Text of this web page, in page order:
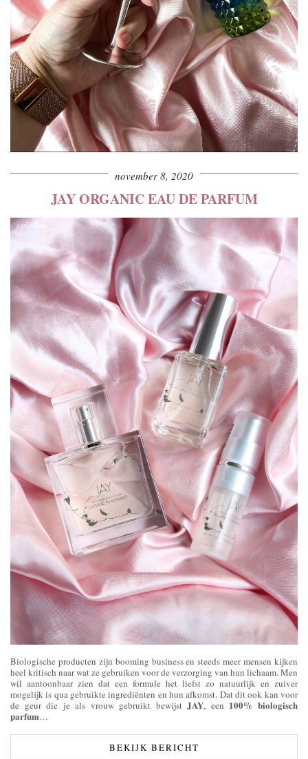
november 8, 2020
JAY ORGANIC EAU DE PARFUM
Biologische producten zijn booming business en steeds meer mensen kijken
heel kritisch naar wat ze gebruiken voor de verzorging van hun lichaam. Men
wil aantoonbaar zien dat een formule het liefst zo natuurlijk en zuiver
mogelijk is qua gebruikte ingrediënten en hun afkomst. Dat dit ook kan voor
de geur die je als vrouw gebruikt bewijst JAY, een 100% biologisch
parfum…
BEKIJK BERICHT